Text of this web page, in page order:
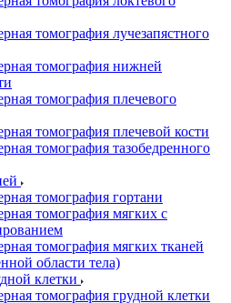
томография лучезапястного
томография нижней
томография плечевого
томография плечевой кости
томография тазобедренного
томография гортани
томография мягких с
томография мягких тканей
области тела)
клетки
томография грудной клетки